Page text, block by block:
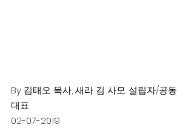
By 김태오 목사, 새라 김 사모. 설립자/공동
대표
02-07-2019